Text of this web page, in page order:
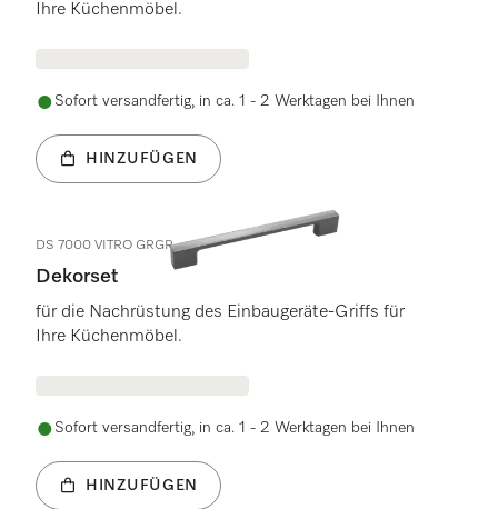
Ihre Küchenmöbel.
Sofort versandfertig, in ca. 1 - 2 Werktagen bei Ihnen
HINZUFÜGEN
DS 7000 VITRO GRGR
Dekorset
für die Nachrüstung des Einbaugeräte-Griffs für
Ihre Küchenmöbel.
Sofort versandfertig, in ca. 1 - 2 Werktagen bei Ihnen
HINZUFÜGEN